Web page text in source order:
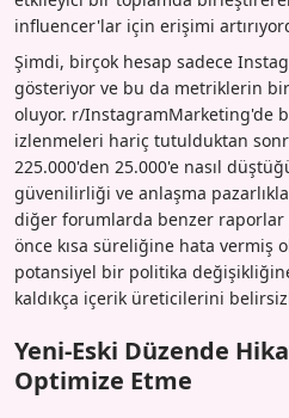
influencer'lar için erişimi
Şimdi, birçok hesap sadece
gösteriyor ve bu da metriklerin
oluyor. r/InstagramMarketing'de
izlenmeleri hariç tutulduktan
225.000'den 25.000'e nasıl
güvenilirliği ve anlaşma
diğer forumlarda benzer raporlar
önce kısa süreliğine hata vermiş
potansiyel bir politika
kaldıkça içerik üreticilerini
Yeni-Eski Düzende
Optimize Etme